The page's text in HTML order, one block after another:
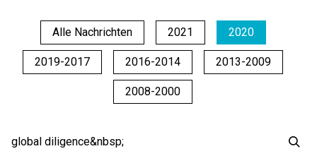
Alle Nachrichten 2021 2020
2019-2017 2016-2014 2013-2009
2008-2000